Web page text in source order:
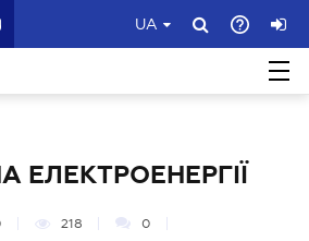
UA
ЕЛЕКТРОЕНЕРГІЇ
218 0